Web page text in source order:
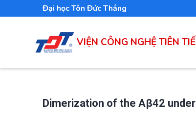
Đại học Tôn Đức Thắng
VIỆN CÔNG NGHỆ TIÊN
Dimerization of the Aβ42